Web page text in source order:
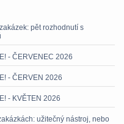
pět rozhodnutí s
- ČERVENEC 2026
- ČERVEN 2026
- KVĚTEN 2026
užitečný nástroj, nebo